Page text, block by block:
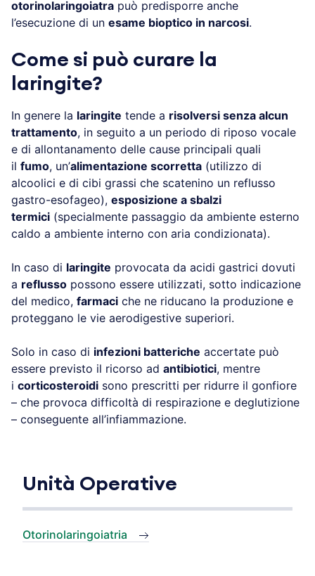
otorinolaringoiatra può predisporre anche
l’esecuzione di un esame bioptico in narcosi.
Come si può curare la
laringite?
In genere la laringite tende a risolversi senza alcun
trattamento, in seguito a un periodo di riposo vocale
e di allontanamento delle cause principali quali
il fumo, un’alimentazione scorretta (utilizzo di
alcoolici e di cibi grassi che scatenino un reflusso
gastro-esofageo), esposizione a sbalzi
termici (specialmente passaggio da ambiente esterno
caldo a ambiente interno con aria condizionata).
In caso di laringite provocata da acidi gastrici dovuti
a reflusso possono essere utilizzati, sotto indicazione
del medico, farmaci che ne riducano la produzione e
proteggano le vie aerodigestive superiori.
Solo in caso di infezioni batteriche accertate può
essere previsto il ricorso ad antibiotici, mentre
i corticosteroidi sono prescritti per ridurre il gonfiore
– che provoca difficoltà di respirazione e deglutizione
– conseguente all’infiammazione.
Unità Operative
Otorinolaringoiatria